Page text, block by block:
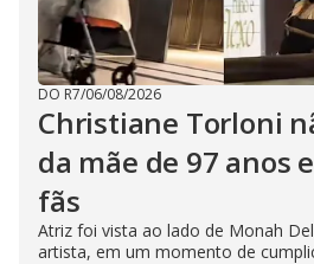
DO R7/06/08/2026
Christiane Torloni
da mãe de 97 anos
fãs
Atriz foi vista ao lado de Monah
artista, em um momento de